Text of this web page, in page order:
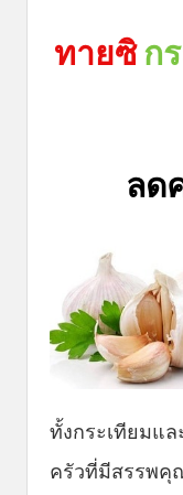
ทายซิก
ลด
ทั้งกระเทียมแ
ครัวที่มีสรรพคุ